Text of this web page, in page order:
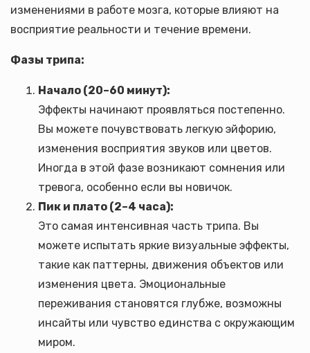
изменениями в работе мозга, которые влияют на
восприятие реальности и течение времени.
Фазы трипа:
Начало (20–60 минут):
Эффекты начинают проявляться постепенно.
Вы можете почувствовать легкую эйфорию,
изменения восприятия звуков или цветов.
Иногда в этой фазе возникают сомнения или
тревога, особенно если вы новичок.
Пик и плато (2–4 часа):
Это самая интенсивная часть трипа. Вы
можете испытать яркие визуальные эффекты,
такие как паттерны, движения объектов или
изменения цвета. Эмоциональные
переживания становятся глубже, возможны
инсайты или чувство единства с окружающим
миром.